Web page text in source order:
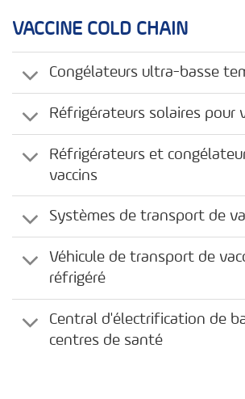
VACCINE COLD CHAIN
Congélateurs ultra-basse
Réfrigérateurs solaires pour
Réfrigérateurs et
vaccins
Systèmes de transport de
Véhicule de transport de
réfrigéré
Central d'électrification de
centres de santé